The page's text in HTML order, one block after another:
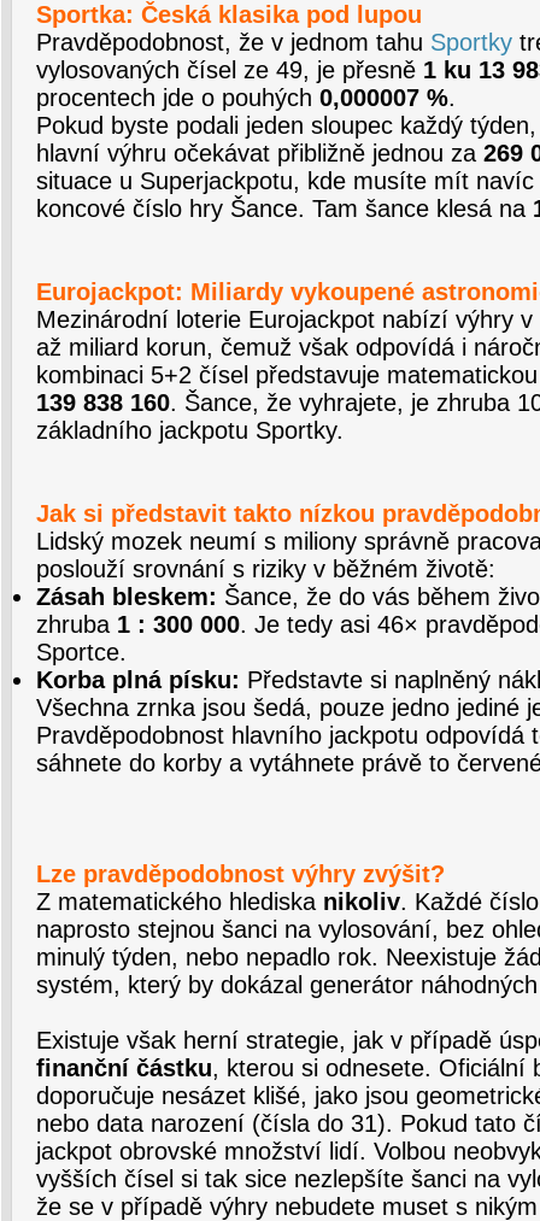
Sportka: Česká klasika pod lupou
Pravděpodobnost, že v jednom tahu Sportky
vylosovaných čísel ze 49, je přesně 1 ku 13
procentech jde o pouhých 0,000007 %.
Pokud byste podali jeden sloupec každý
hlavní výhru očekávat přibližně jednou za 269
situace u Superjackpotu, kde musíte mít
koncové číslo hry Šance. Tam šance klesá na
Eurojackpot: Miliardy vykoupené
Mezinárodní loterie Eurojackpot nabízí výhry v
až miliard korun, čemuž však odpovídá i
kombinaci 5+2 čísel představuje
139 838 160. Šance, že vyhrajete, je zhruba
základního jackpotu Sportky.
Jak si představit takto nízkou
Lidský mozek neumí s miliony správně
poslouží srovnání s riziky v běžném životě:
Zásah bleskem: Šance, že do vás během
zhruba 1 : 300 000. Je tedy asi 46×
Sportce.
Korba plná písku: Představte si naplněný
Všechna zrnka jsou šedá, pouze jedno jediné
Pravděpodobnost hlavního jackpotu odpovídá
sáhnete do korby a vytáhnete právě to
Lze pravděpodobnost výhry zvýšit?
Z matematického hlediska nikoliv. Každé
naprosto stejnou šanci na vylosování, bez
minulý týden, nebo nepadlo rok. Neexistuje
systém, který by dokázal generátor
Existuje však herní strategie, jak v případě
finanční částku, kterou si odnesete. Oficiální
doporučuje nesázet klišé, jako jsou
nebo data narození (čísla do 31). Pokud tato
jackpot obrovské množství lidí. Volbou
vyšších čísel si tak sice nezlepšíte šanci na
že se v případě výhry nebudete muset s